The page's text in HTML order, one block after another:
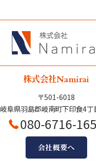
株式会社Namirai
〒501-6018
岐阜県羽島郡岐南町下印食4丁
080-6716-
会社概要へ